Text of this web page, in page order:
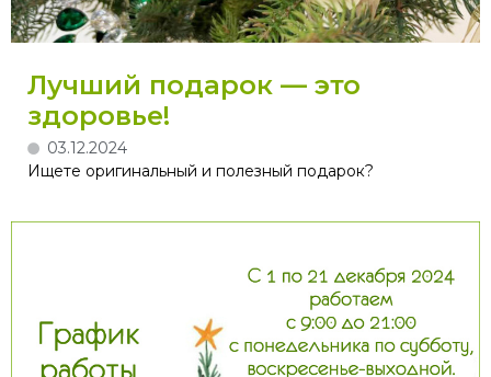
Лучший подарок — это
здоровье!
03.12.2024
Ищете оригинальный и полезный подарок?